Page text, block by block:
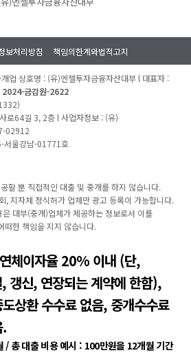
보처리방침 책임의한계와법적고지
업 상호명 : (유)엔젤투자금융자산대부 l 대표자 :
2024-금감원-2622
로64길 3, 2층 l 사업자정보 : (유)
02912
서울강남-01771호
할 뿐 직접적인 대출 및 중개를 하지 않습니다.
, 지자체 정식허가 업체만 광고 등록이 가능합니다.
대부(중개)업체가 제공하는 정보로서 이를
떠한 책임을 지지 않습니다.
체이자율 20% 이내 (단,
신, 연장되는 계약에 한함),
상환 수수료 없음, 중개수수료
.
/ 총 대출 비용 예시 : 100만원을 12개월 기간